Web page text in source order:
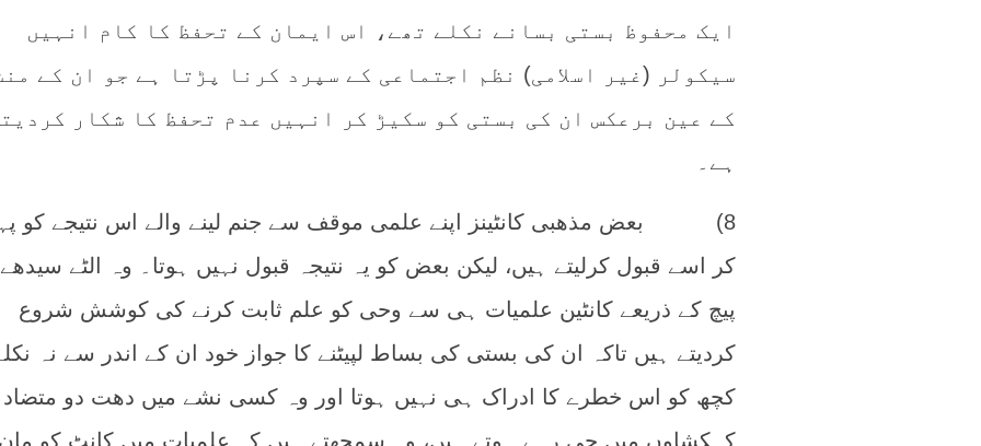
ایک محفوظ بستی بسانے نکلے تھے، اس ایمان کے تحفظ کا کام انہیں
سیکولر (غیر اسلامی) نظم اجتماعی کے سپرد کرنا پڑتا ہے جو ان کے
کے عین برعکس ان کی بستی کو سکیڑ کر انہیں عدم تحفظ کا شکار
ہے۔
8) بعض مذھبی کانٹینز اپنے علمی موقف سے جنم لینے والے اس نتیجے کو
کر اسے قبول کرلیتے ہیں، لیکن بعض کو یہ نتیجہ قبول نہیں ہوتا۔ وہ الٹے سیدھے
پیچ کے ذریعے کانٹین علمیات ہی سے وحی کو علم ثابت کرنے کی کوشش شروع
کردیتے ہیں تاکہ ان کی بستی کی بساط لپیٹنے کا جواز خود ان کے اندر سے نہ
کچھ کو اس خطرے کا ادراک ہی نہیں ہوتا اور وہ کسی نشے میں دھت دو متضاد
کہکشاوں میں جی رہے ہوتے ہیں، وہ سمجھتے ہیں کہ علمیات میں کانٹ کو مان